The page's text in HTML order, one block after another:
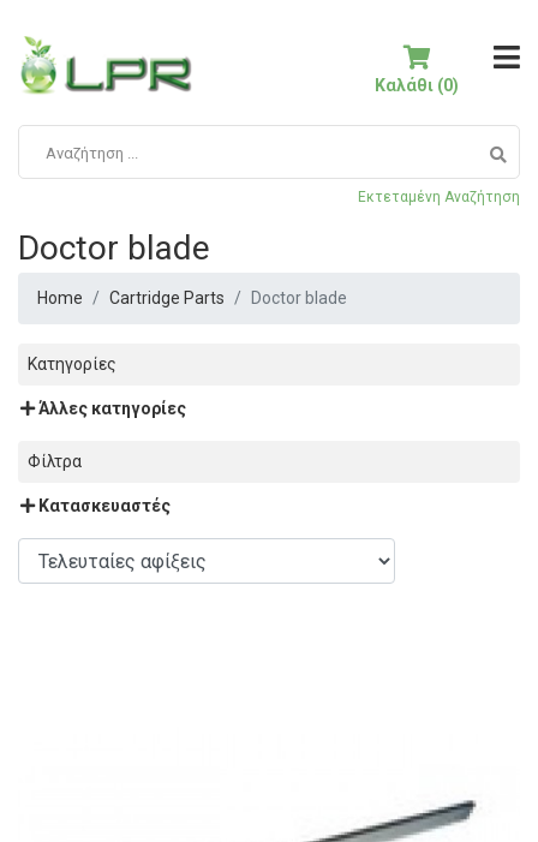
Εκτεταμένη Αναζήτηση
Καλάθι (0)
Doctor blade
Home Cartridge Parts Doctor blade
Κατηγορίες
Άλλες κατηγορίες
Φίλτρα
Κατασκευαστές